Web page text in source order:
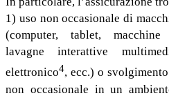
1) uso non occasionale di
(computer, tablet,
lavagne interattive
elettronico4, ecc.) o
non occasionale in un